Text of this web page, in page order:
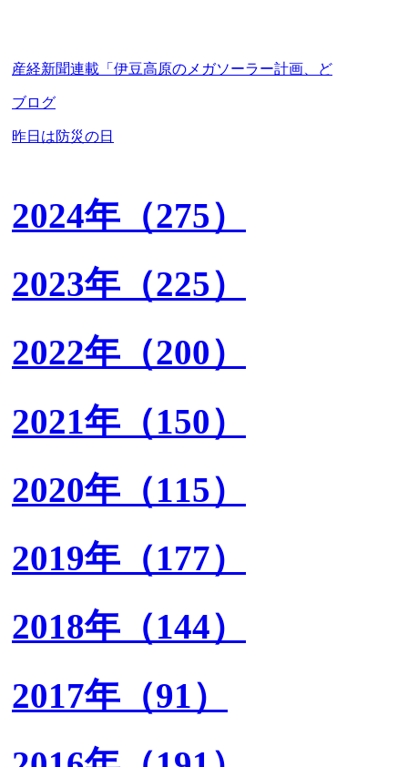
産経新聞連載「伊豆高原のメガソーラー計画、ど
ブログ
昨日は防災の日
2024年（275）
2023年（225）
2022年（200）
2021年（150）
2020年（115）
2019年（177）
2018年（144）
2017年（91）